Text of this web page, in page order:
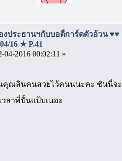
ประธานฯกับบอดี้การ์ดตัวอ้วน ♥♥
16 ★ P.41
2016 00:02:11 »
นคุณลินคนสวยไว้คนนนะคะ ซันนี่จ
ลาพี่ปั้นแป้บเนอะ